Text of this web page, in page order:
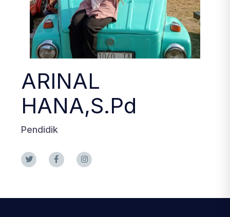
ARINAL
HANA,S.Pd
Pendidik